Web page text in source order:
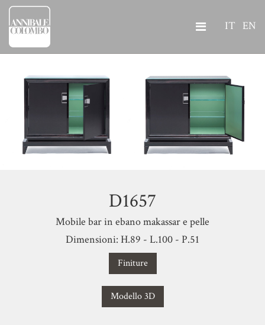
IT EN
D1657
Mobile bar in ebano makassar e pelle
Dimensioni: H.89 - L.100 - P.51
Finiture
Modello 3D